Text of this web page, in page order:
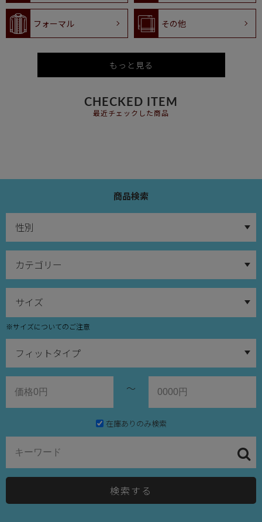
フォーマル その他
もっと見る
CHECKED ITEM
最近チェックした商品
商品検索
※サイズについてのご注意
～
在庫ありのみ検索
検索する